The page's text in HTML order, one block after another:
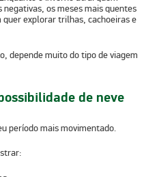
negativas, osmeses mais quentes
explorar trilhas, cachoeiras e
depende muito do tipo de viagem
de neve
período mais movimentado.